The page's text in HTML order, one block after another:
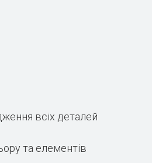
всіх деталей
та елементів